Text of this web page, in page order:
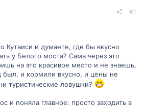
#1
Кутаиси и думаете, где бы вкусно
у Белого моста? Сама через это
на это красивое место и не знаешь,
был, и кормили вкусно, и цены не
туристические ловушки?
и поняла главное: просто заходить в